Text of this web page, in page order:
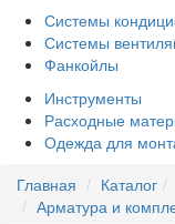
Системы
Системы
Фанкойлы
Инструменты
Расходные
Одежда для
Главная
Каталог
Арматура и